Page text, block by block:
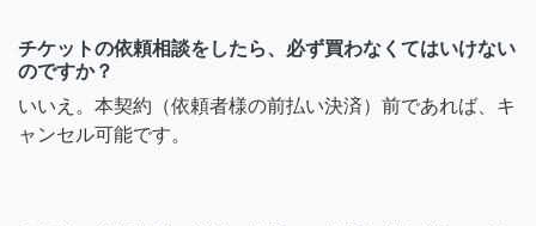
チケットの依頼相談をしたら、必ず買わなくてはいけない
のですか？
いいえ。本契約（依頼者様の前払い決済）前であれば、キ
ャンセル可能です。